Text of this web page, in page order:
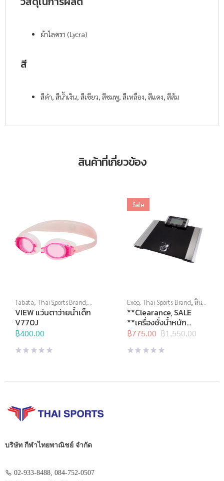
ผ้าไลครา (Lycra)
สี
สีดำ, สีน้ำเงิน, สีเขียว, สีชมพู, สีเหลือง, สีแดง, สีส้ม
สินค้าที่เกี่ยวข้อง
Tabata, Thai Sports Brand,
View,กีฬาทางน้ำ,แว่นตาว่าย
น้ำ,แว่นตาว่ายน้ำทั่วไป, แว่นตา
ว่ายน้ำสำหรับเด็ก
VIEW แว่นตาว่ายน้ำเด็ก
V770J
฿400.00
Sale
Exeo,Thai Sports Brand, สิน
ค้าล็อตสุดท้าย,อุปกรณ์เพื่อ
สุขภาพ,เครื่องชั่งน้ำหนัก,
ชั่งน้ำหนักวัดไขมัน
**Clearance, SALE
**เครื่องชั่งน้ำหนัก
ดิจิตอล Body Fat
฿1,550.00
Original
price
was:
฿775.00
Current
price
is:
บริษัท กีฬาไทยพาณิชย์ จำกัด
02-933-8488, 084-752-0507